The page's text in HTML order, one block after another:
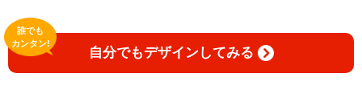
自分でもデザインしてみる
誰でも
カンタン!